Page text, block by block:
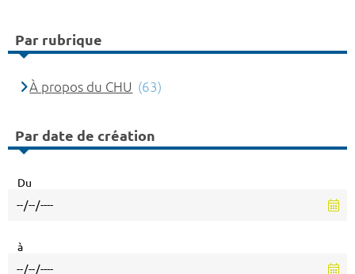
Par rubrique
À propos du CHU (63)
Par date de création
Du
à